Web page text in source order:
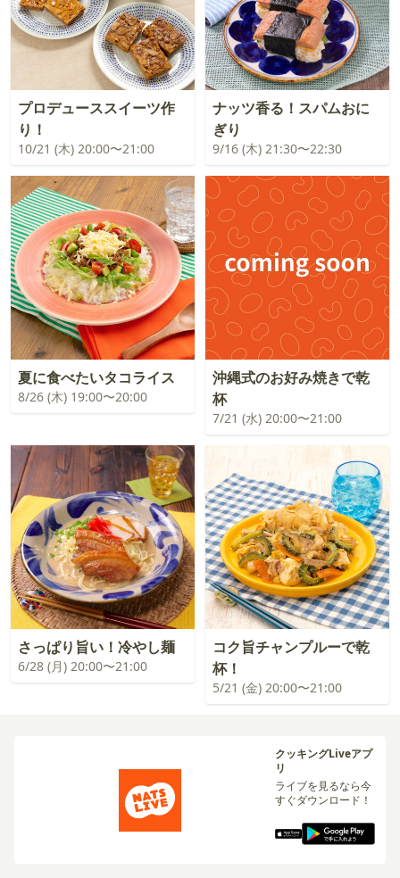
プロデューススイーツ作
り！
10/21 (木) 20:00〜21:00
ナッツ香る！スパムおに
ぎり
9/16 (木) 21:30〜22:30
夏に食べたいタコライス
8/26 (木) 19:00〜20:00
沖縄式のお好み焼きで乾
杯
7/21 (水) 20:00〜21:00
さっぱり旨い！冷やし麺
6/28 (月) 20:00〜21:00
コク旨チャンプルーで乾
杯！
5/21 (金) 20:00〜21:00
クッキングLiveアプ
リ
ライブを見るなら今
すぐダウンロード！